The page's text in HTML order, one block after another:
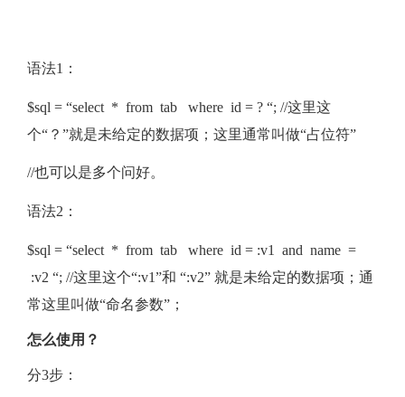
语法1：
$sql = “select * from tab where id = ? “; //这里这
个“？”就是未给定的数据项；这里通常叫做“占位符”
//也可以是多个问好。
语法2：
$sql = “select * from tab where id = :v1 and name =
:v2 “; //这里这个“:v1”和 “:v2” 就是未给定的数据项；通
常这里叫做“命名参数”；
怎么使用？
分3步：